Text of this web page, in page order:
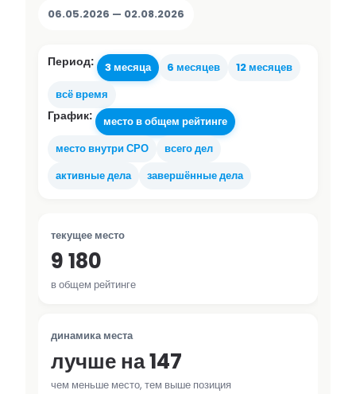
06.05.2026 — 02.08.2026
Период: 3 месяца 6 месяцев
12 месяцев
всё время
График:
место в общем рейтинге
место внутри СРО
всего дел
активные дела
завершённые дела
текущее место
9 180
в общем рейтинге
динамика места
лучше на 147
чем меньше место, тем выше позиция